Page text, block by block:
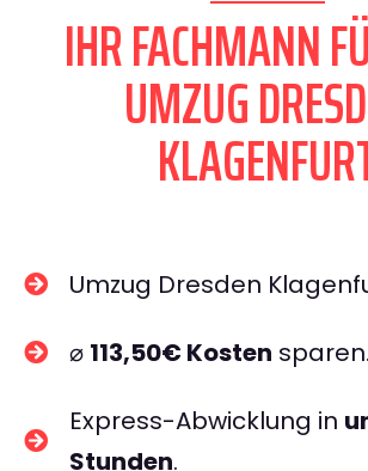
IHR FACHMANN
UMZUG
Umzug Dresden
⌀ 113,50€ Kosten sparen.
Express-Abwicklung in
Stunden.